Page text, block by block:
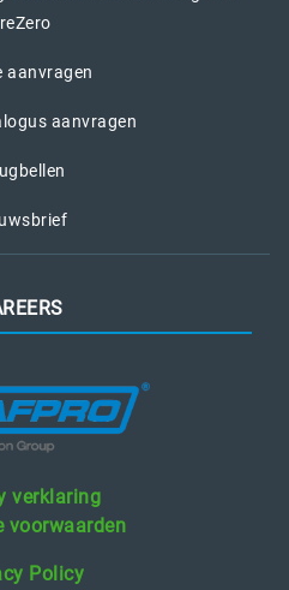
aanvragen
aanvragen
verklaring
voorwaarden
Policy